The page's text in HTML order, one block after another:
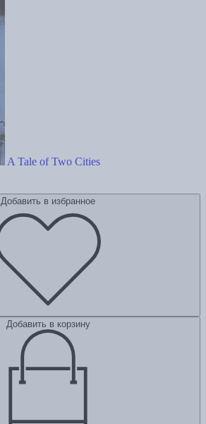
A Tale of Two Cities
Добавить в избранное
Добавить в корзину